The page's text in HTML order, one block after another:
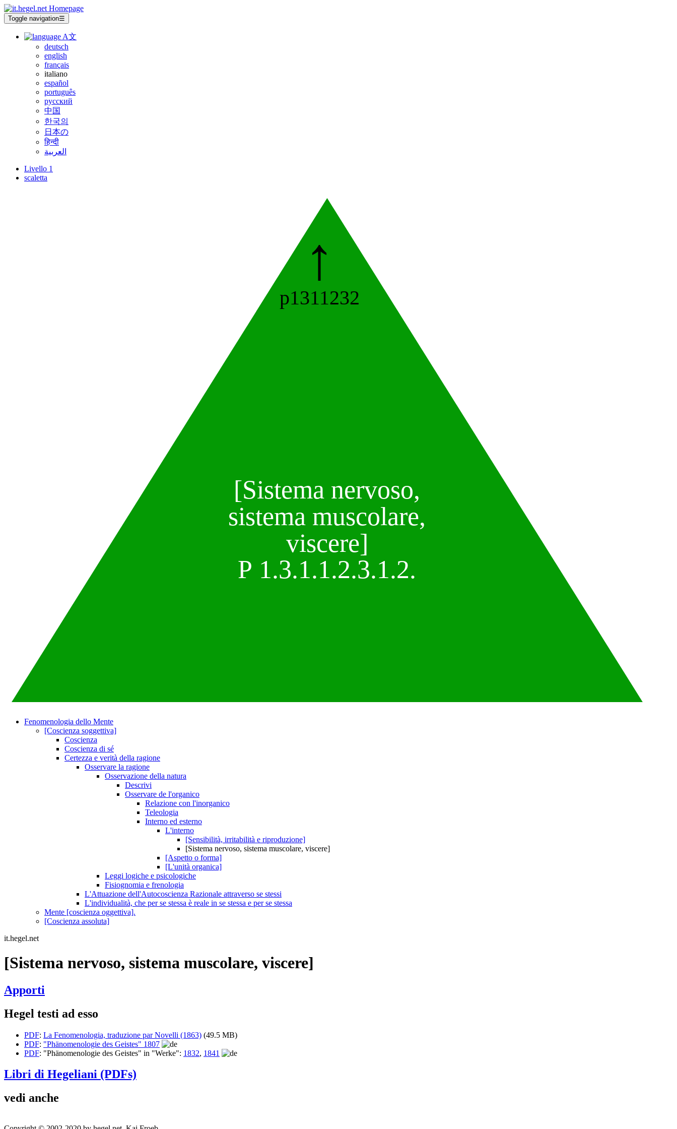
Toggle navigation☰
A文
deutsch
english
français
italiano
español
português
русский
中国
한국의
日本の
हिन्दी
العربية
Livello 1
scaletta
[Sistema nervoso,
sistema muscolare,
viscere]
P 1.3.1.1.2.3.1.2.
↑
p1311232
Fenomenologia dello Mente
[Coscienza soggettiva]
Coscienza
Coscienza di sé
Certezza e verità della ragione
Osservare la ragione
Osservazione della natura
Descrivi
Osservare de l'organico
Relazione con l'inorganico
Teleologia
Interno ed esterno
L'interno
[Sensibilità, irritabilità e riproduzione]
[Sistema nervoso, sistema muscolare, viscere]
[Aspetto o forma]
[L'unità organica]
Leggi logiche e psicologiche
Fisiognomia e frenologia
L'Attuazione dell'Autocoscienza Razionale attraverso se stessi
L'individualità, che per se stessa è reale in se stessa e per se stessa
Mente [coscienza oggettiva].
[Coscienza assoluta]
it.hegel.net
[Sistema nervoso, sistema muscolare, viscere]
Apporti
Hegel testi ad esso
PDF: La Fenomenologia, traduzione par Novelli (1863) (49.5 MB)
PDF: "Phänomenologie des Geistes" 1807
PDF: "Phänomenologie des Geistes" in "Werke": 1832, 1841
Libri di Hegeliani (PDFs)
vedi anche